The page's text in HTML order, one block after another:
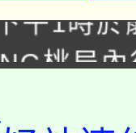
登場!
動。
桃局